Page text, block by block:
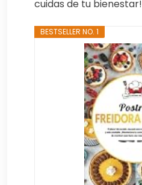
cuidas de tu bienestar!
BESTSELLER NO. 1